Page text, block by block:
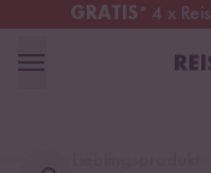
GRATIS* 4 x
Österreich